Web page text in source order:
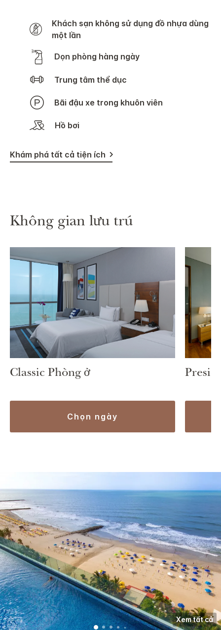
Khách sạn không sử dụng đồ nhựa dùng
một lần
Dọn phòng hàng ngày
Trung tâm thể dục
Bãi đậu xe trong khuôn viên
Hồ bơi
Khám phá tất cả tiện ích
Không gian lưu trú
Classic Phòng ở
chọn ngày
Xem tất cả